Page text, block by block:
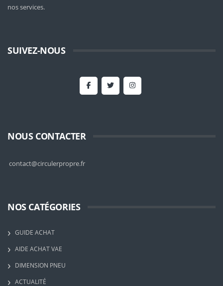
nos services.
SUIVEZ-NOUS
NOUS CONTACTER
contact@circulerpropre.fr
NOS CATÉGORIES
GUIDE ACHAT
AIDE ACHAT VAE
DIMENSION PNEU
ACTUALITÉ